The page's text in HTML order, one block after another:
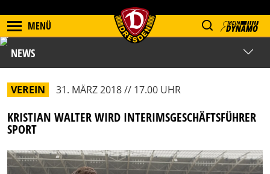
MENÜ
NEWS
VEREIN 31. MÄRZ 2018 // 17.00 UHR
KRISTIAN WALTER WIRD INTERIMSGESCHÄFTSFÜHRER
SPORT